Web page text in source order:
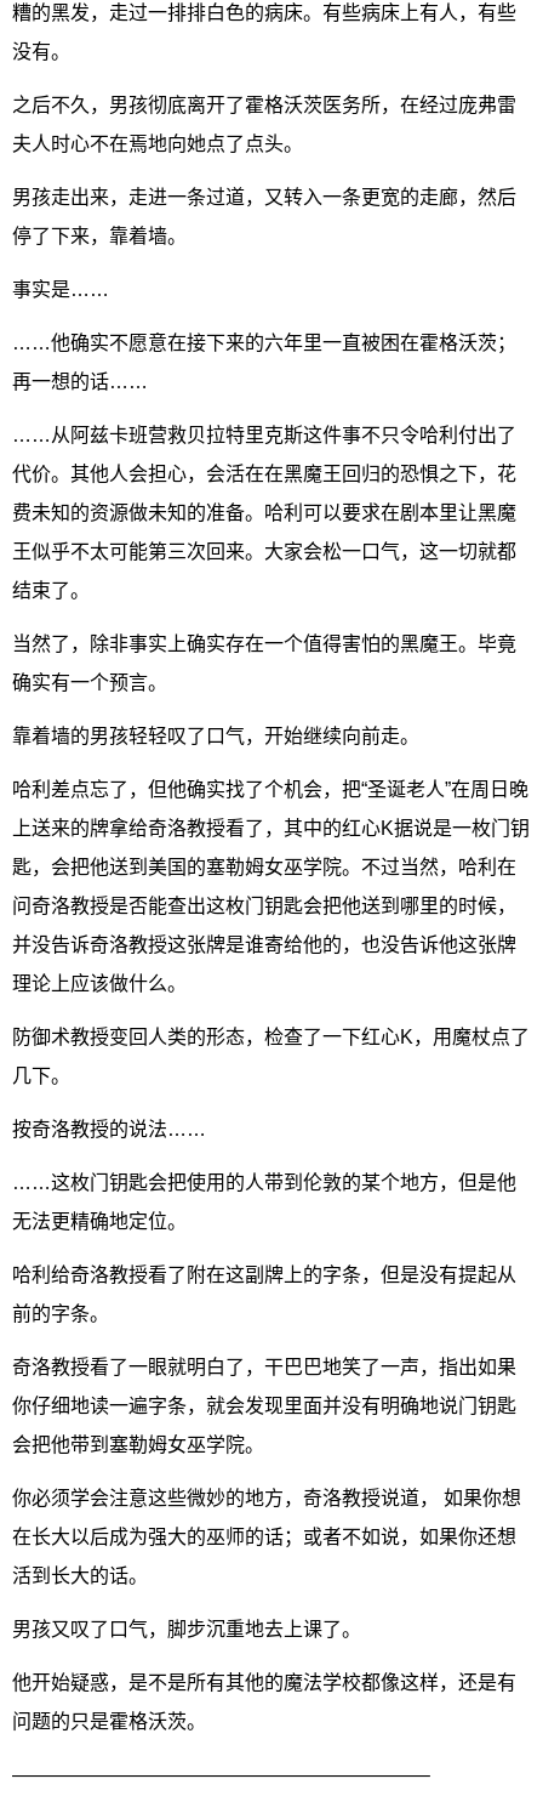
糟的黑发，走过一排排白色的病床。有些病床上有人，有些
没有。
之后不久，男孩彻底离开了霍格沃茨医务所，在经过庞弗雷
夫人时心不在焉地向她点了点头。
男孩走出来，走进一条过道，又转入一条更宽的走廊，然后
停了下来，靠着墙。
事实是……
……他确实不愿意在接下来的六年里一直被困在霍格沃茨；
再一想的话……
……从阿兹卡班营救贝拉特里克斯这件事不只令哈利付出了
代价。其他人会担心，会活在在黑魔王回归的恐惧之下，花
费未知的资源做未知的准备。哈利可以要求在剧本里让黑魔
王似乎不太可能第三次回来。大家会松一口气，这一切就都
结束了。
当然了，除非事实上确实存在一个值得害怕的黑魔王。毕竟
确实有一个预言。
靠着墙的男孩轻轻叹了口气，开始继续向前走。
哈利差点忘了，但他确实找了个机会，把“圣诞老人”在周日晚
上送来的牌拿给奇洛教授看了，其中的红心K据说是一枚门钥
匙，会把他送到美国的塞勒姆女巫学院。不过当然，哈利在
问奇洛教授是否能查出这枚门钥匙会把他送到哪里的时候，
并没告诉奇洛教授这张牌是谁寄给他的，也没告诉他这张牌
理论上应该做什么。
防御术教授变回人类的形态，检查了一下红心K，用魔杖点了
几下。
按奇洛教授的说法……
……这枚门钥匙会把使用的人带到伦敦的某个地方，但是他
无法更精确地定位。
哈利给奇洛教授看了附在这副牌上的字条，但是没有提起从
前的字条。
奇洛教授看了一眼就明白了，干巴巴地笑了一声，指出如果
你仔细地读一遍字条，就会发现里面并没有明确地说门钥匙
会把他带到塞勒姆女巫学院。
你必须学会注意这些微妙的地方，奇洛教授说道， 如果你想
在长大以后成为强大的巫师的话；或者不如说，如果你还想
活到长大的话。
男孩又叹了口气，脚步沉重地去上课了。
他开始疑惑，是不是所有其他的魔法学校都像这样，还是有
问题的只是霍格沃茨。
—————————————————————–